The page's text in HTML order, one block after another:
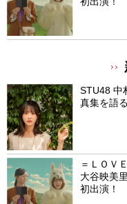
STU48 中
真集を語る
＝ＬＯＶ
大谷映美
初出演！